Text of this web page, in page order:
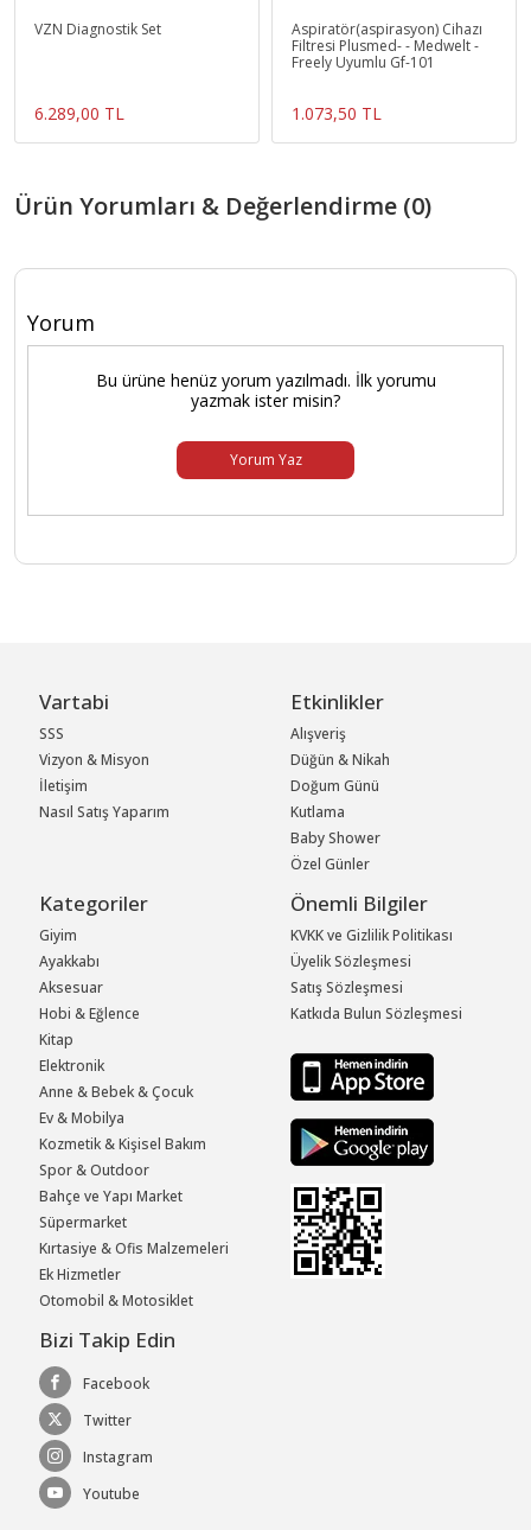
VZN Diagnostik Set
6.289,00 TL
Aspiratör(aspirasyon) Cihazı
Filtresi Plusmed- - Medwelt -
Freely Uyumlu Gf-101
1.073,50 TL
Ürün Yorumları & Değerlendirme (0)
Yorum
Bu ürüne henüz yorum yazılmadı. İlk yorumu
yazmak ister misin?
Yorum Yaz
Vartabi
SSS
Vizyon & Misyon
İletişim
Nasıl Satış Yaparım
Etkinlikler
Alışveriş
Düğün & Nikah
Doğum Günü
Kutlama
Baby Shower
Özel Günler
Kategoriler
Giyim
Ayakkabı
Aksesuar
Hobi & Eğlence
Kitap
Elektronik
Anne & Bebek & Çocuk
Ev & Mobilya
Kozmetik & Kişisel Bakım
Spor & Outdoor
Bahçe ve Yapı Market
Süpermarket
Kırtasiye & Ofis Malzemeleri
Ek Hizmetler
Otomobil & Motosiklet
Önemli Bilgiler
KVKK ve Gizlilik Politikası
Üyelik Sözleşmesi
Satış Sözleşmesi
Katkıda Bulun Sözleşmesi
Bizi Takip Edin
Facebook
Twitter
Instagram
Youtube